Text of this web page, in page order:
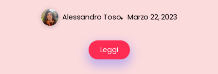
Alessandro Toso Marzo 22, 2023
Leggi